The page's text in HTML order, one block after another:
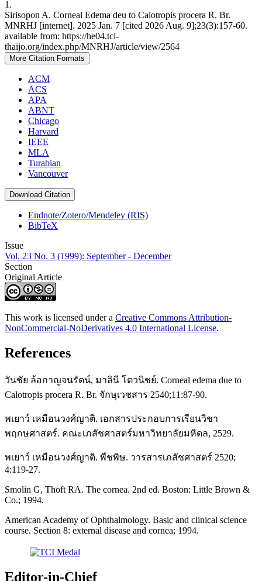
1.
Sirisopon A. Corneal Edema deu to Calotropis procera R. Br.
MNRHJ [internet]. 2025 Jan. 7 [cited 2026 Aug. 9];23(3):157-60.
available from: https://he04.tci-
thaijo.org/index.php/MNRHJ/article/view/2564
More Citation Formats
ACM
ACS
APA
ABNT
Chicago
Harvard
IEEE
MLA
Turabian
Vancouver
Download Citation
Endnote/Zotero/Mendeley (RIS)
BibTeX
Issue
Vol. 23 No. 3 (1999): September - December
Section
Original Article
This work is licensed under a Creative Commons Attribution-
NonCommercial-NoDerivatives 4.0 International License.
References
วันชัย ล้อกาญจนรัตน์, มาลินี โตวนิชย์. Corneal edema due to
Calotropis procera R. Br. จักษุเวชสาร 2540;11:87-90.
พเยาว์ เหมือนวงศ์ญาติ. เอกสารประกอบการเรียนวิชา
พฤกษศาสตร์. คณะเภสัชศาสตร์มหาวิทยาลัยมหิดล, 2529.
พเยาว์ เหมือนวงศ์ญาติ. พืชพิษ. วารสารเภสัชศาสตร์ 2520;
4:119-27.
Smolin G, Thoft RA. The cornea. 2nd ed. Boston: Little Brown &
Co.; 1994.
American Academy of Ophthalmology. Basic and clinical science
course. Section 8: external disease and cornea; 1994.
Editor-in-Chief